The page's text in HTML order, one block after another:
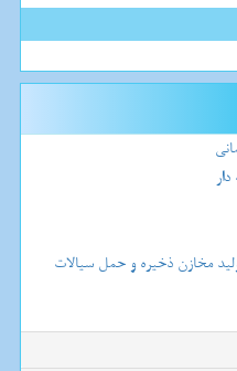
مخازن ذخیره و حمل سیالات